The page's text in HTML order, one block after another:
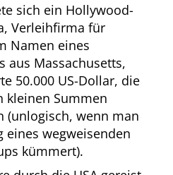
sich ein Hollywood-
Verleihfirma für
Namen eines
aus Massachusetts,
50.000 US-Dollar, die
kleinen Summen
(unlogisch, wenn man
eines wegweisenden
kümmert).